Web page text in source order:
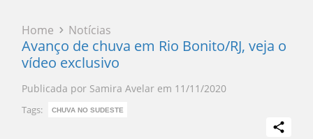
Home Notícias
Avanço de chuva em Rio Bonito/RJ, veja o
vídeo exclusivo
Publicada por Samira Avelar em 11/11/2020
Tags: CHUVA NO SUDESTE